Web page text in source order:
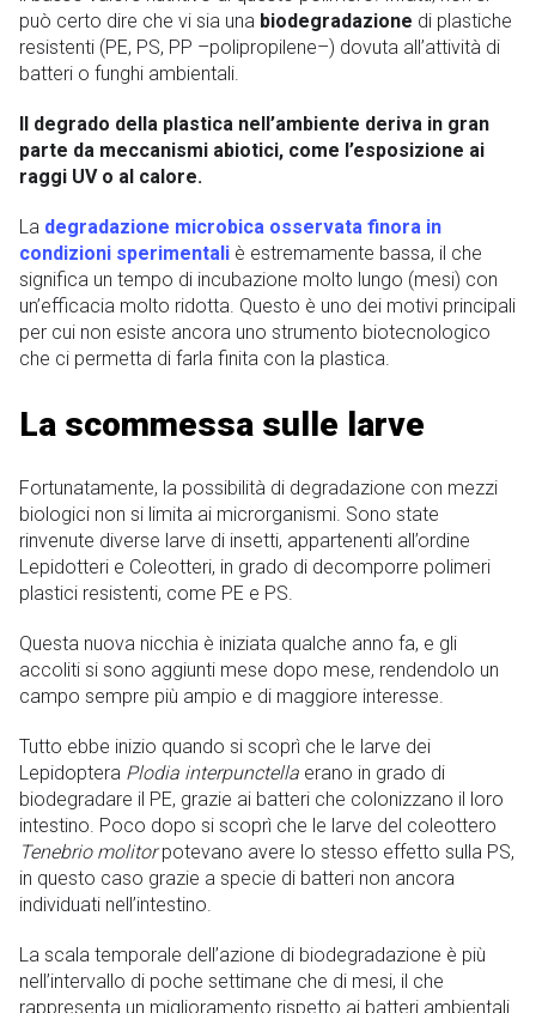
può certo dire che vi sia una biodegradazione di plastiche
resistenti (PE, PS, PP –polipropilene–) dovuta all’attività di
batteri o funghi ambientali.
Il degrado della plastica nell’ambiente deriva in gran
parte da meccanismi abiotici, come l’esposizione ai
raggi UV o al calore.
La degradazione microbica osservata finora in
condizioni sperimentali è estremamente bassa, il che
significa un tempo di incubazione molto lungo (mesi) con
un’efficacia molto ridotta. Questo è uno dei motivi principali
per cui non esiste ancora uno strumento biotecnologico
che ci permetta di farla finita con la plastica.
La scommessa sulle larve
Fortunatamente, la possibilità di degradazione con mezzi
biologici non si limita ai microrganismi. Sono state
rinvenute diverse larve di insetti, appartenenti all’ordine
Lepidotteri e Coleotteri, in grado di decomporre polimeri
plastici resistenti, come PE e PS.
Questa nuova nicchia è iniziata qualche anno fa, e gli
accoliti si sono aggiunti mese dopo mese, rendendolo un
campo sempre più ampio e di maggiore interesse.
Tutto ebbe inizio quando si scoprì che le larve dei
Lepidoptera Plodia interpunctella erano in grado di
biodegradare il PE, grazie ai batteri che colonizzano il loro
intestino. Poco dopo si scoprì che le larve del coleottero
Tenebrio molitorpotevano avere lo stesso effetto sulla PS,
in questo caso grazie a specie di batteri non ancora
individuati nell’intestino.
La scala temporale dell’azione di biodegradazione è più
nell’intervallo di poche settimane che di mesi, il che
rappresenta un miglioramento rispetto ai batteri ambientali